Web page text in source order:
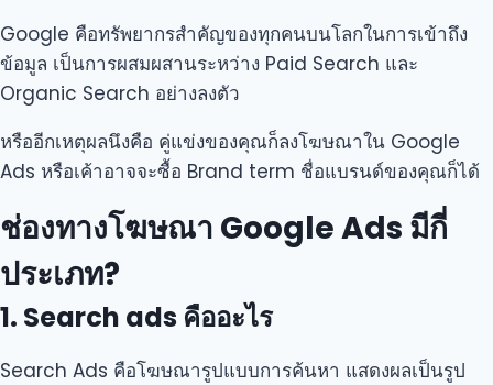
Google คือทรัพยากรสำคัญของทุกคนบนโลกในการเข้าถึง
ข้อมูล เป็นการผสมผสานระหว่าง Paid Search และ
Organic Search อย่างลงตัว
หรืออีกเหตุผลนึงคือ คู่แข่งของคุณก็ลงโฆษณาใน Google
Ads หรือเค้าอาจจะซื้อ Brand term ชื่อแบรนด์ของคุณก็ได้
ช่องทางโฆษณา Google Ads มีกี่
ประเภท?
1. Search ads คืออะไร
Search Ads คือโฆษณารูปแบบการค้นหา แสดงผลเป็นรูป